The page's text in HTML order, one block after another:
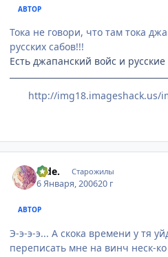
АВТОР
Тока не говори, что там тока
русских сабов!!!
Есть джапанский войс и
http://img18.imageshack.us/
hide. Старожилы
6 Января, 200620 г
АВТОР
Э-э-э-э... А скока времени у тя
переписать мне на винч неск-